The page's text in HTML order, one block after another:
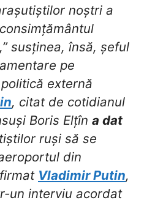
noștri a
susținea, însă, șeful
pe
externă
, citat de cotidianul
Boris Elțîn a dat
ruși să se
din
Vladimir Putin,
un interviu acordat